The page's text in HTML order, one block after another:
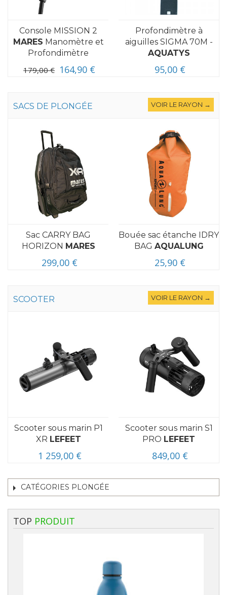
Console MISSION 2
MARES Manomètre et
Profondimètre
179,00 € 164,90 €
Profondimètre à
aiguilles SIGMA 70M -
AQUATYS
95,00 €
SACS DE PLONGÉE VOIR LE RAYON →
Sac CARRY BAG
HORIZON MARES
299,00 €
Bouée sac étanche IDRY
BAG AQUALUNG
25,90 €
SCOOTER VOIR LE RAYON →
Scooter sous marin P1
XR LEFEET
1 259,00 €
Scooter sous marin S1
PRO LEFEET
849,00 €
CATÉGORIES PLONGÉE
TOP PRODUIT